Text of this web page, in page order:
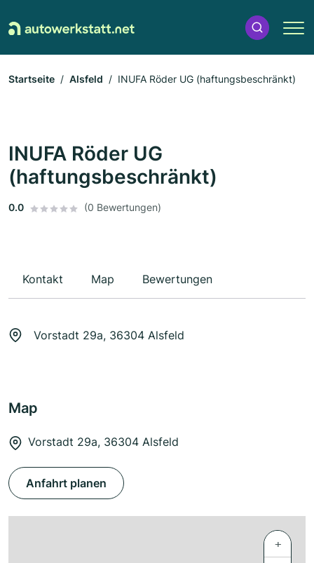
Startseite Alsfeld INUFA Röder UG (haftungsbeschränkt)
INUFA Röder UG
(haftungsbeschränkt)
0.0 (0 Bewertungen)
Kontakt Map Bewertungen
Vorstadt 29a, 36304 Alsfeld
Map
Vorstadt 29a, 36304 Alsfeld
Anfahrt planen
+